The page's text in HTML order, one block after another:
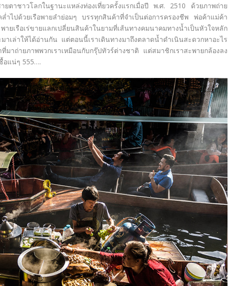
าชาวโลกในฐานะแหล่งท่องเที่ยวครั้งแรกเมื่อปี พ.ศ. 2510 ด้วยภาพถ่าย
ำไปด้วยเรือพายลำย่อมๆ บรรทุกสินค้าที่จำเป็นต่อการครองชีพ พ่อค้าแม่ค้า
เรือเร่ขายแลกเปลี่ยนสินค้าในยามที่เส้นทางคมนาคมทางน้ำเป็นหัวใจหลัก
เล่าให้ได้อ่านกัน แต่ตอนนี้เราเดินทางมาถึงตลาดน้ำดำเนินสะดวกหาอะไร
าถ่ายภาพพวกเราเหมือนกับกรุ๊ปทัวร์ต่างชาติ แต่สมาชิกเราสะพายกล้องลง
อแน่ๆ 555….